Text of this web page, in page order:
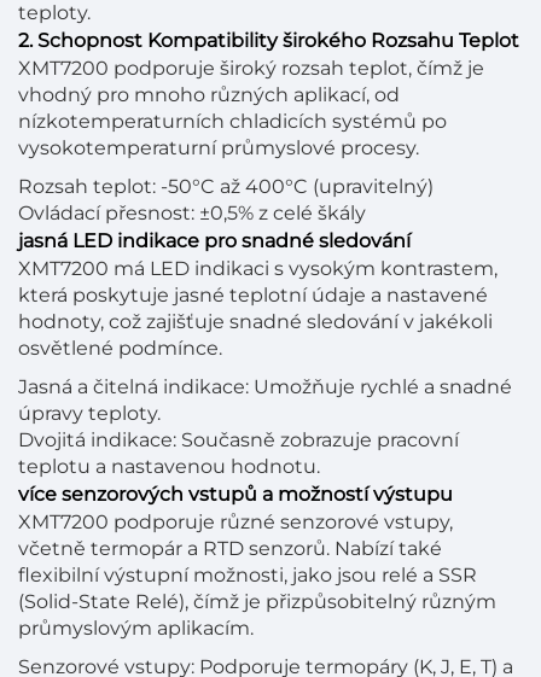
teploty.
2. Schopnost Kompatibility širokého Rozsahu Teplot
XMT7200 podporuje široký rozsah teplot, čímž je
vhodný pro mnoho různých aplikací, od
nízkotemperaturních chladicích systémů po
vysokotemperaturní průmyslové procesy.
Rozsah teplot: -50°C až 400°C (upravitelný)
Ovládací přesnost: ±0,5% z celé škály
jasná LED indikace pro snadné sledování
XMT7200 má LED indikaci s vysokým kontrastem,
která poskytuje jasné teplotní údaje a nastavené
hodnoty, což zajišťuje snadné sledování v jakékoli
osvětlené podmínce.
Jasná a čitelná indikace: Umožňuje rychlé a snadné
úpravy teploty.
Dvojitá indikace: Současně zobrazuje pracovní
teplotu a nastavenou hodnotu.
více senzorových vstupů a možností výstupu
XMT7200 podporuje různé senzorové vstupy,
včetně termopár a RTD senzorů. Nabízí také
flexibilní výstupní možnosti, jako jsou relé a SSR
(Solid-State Relé), čímž je přizpůsobitelný různým
průmyslovým aplikacím.
Senzorové vstupy: Podporuje termopáry (K, J, E, T) a